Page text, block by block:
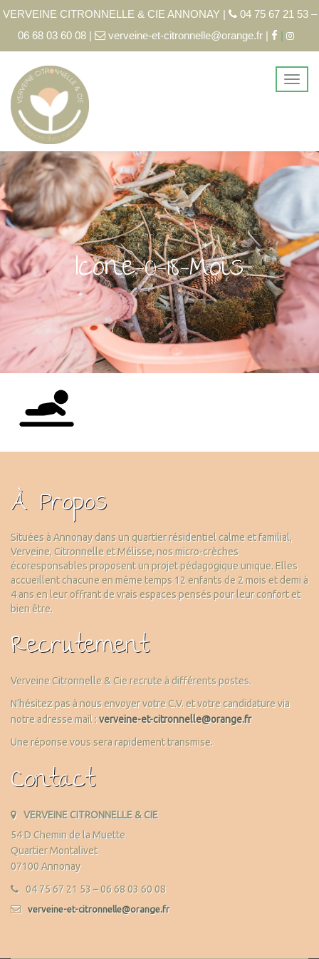
VERVEINE CITRONNELLE & CIE ANNONAY |
04 75 67 21 53 –
06 68 03 60 08 |
verveine-et-citronnelle@orange.fr | |
Icone-0-18-Mois
À Propos
Situées à Annonay dans un quartier résidentiel calme et familial,
Verveine, Citronnelle et Mélisse, nos micro-crèches
écoresponsables proposent un projet pédagogique unique. Elles
accueillent chacune en même temps 12 enfants de 2 mois et demi à
4 ans en leur offrant de vrais espaces pensés pour leur confort et
bien être.
Recrutement
Verveine Citronnelle & Cie recrute à différents postes.
N’hésitez pas à nous envoyer votre C.V. et votre candidature via
notre adresse mail :verveine-et-citronnelle@orange.fr
Une réponse vous sera rapidement transmise.
Contact
VERVEINE CITRONNELLE & CIE
54 D Chemin de la Muette
Quartier Montalivet
07100 Annonay
04 75 67 21 53 – 06 68 03 60 08
verveine-et-citronnelle@orange.fr